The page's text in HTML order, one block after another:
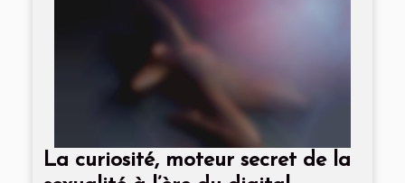
La curiosité, moteur secret de la